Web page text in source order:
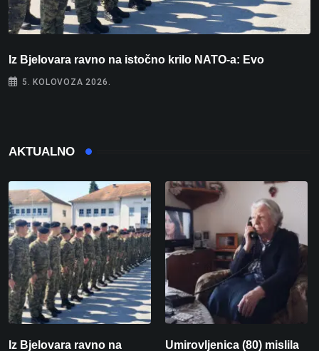
Iz Bjelovara ravno na istočno krilo NATO-a: Evo
5. KOLOVOZA 2026.
AKTUALNO
Iz Bjelovara ravno na
Umirovljenica (80) mislila